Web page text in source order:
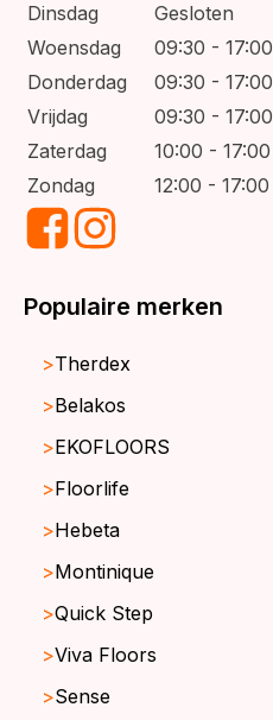
Dinsdag
Gesloten
Woensdag
09:30 - 17:00
Donderdag
09:30 - 17:00
Vrijdag
09:30 - 17:00
Zaterdag
10:00 - 17:00
Zondag
12:00 - 17:00
Populaire merken
Therdex
Belakos
EKOFLOORS
Floorlife
Hebeta
Montinique
Quick Step
Viva Floors
Sense